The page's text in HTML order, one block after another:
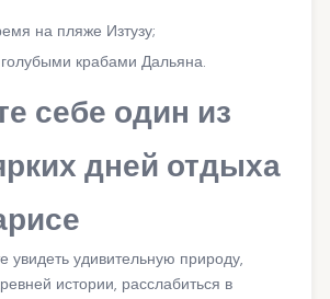
на пляже Изтузу;
крабами Дальяна.
себе один из
дней отдыха
увидеть удивительную природу,
истории, расслабиться в